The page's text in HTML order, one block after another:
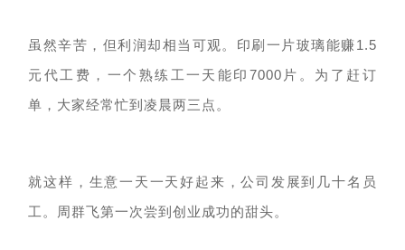
虽然辛苦，但利润却相当可观。印刷一片玻璃能赚1.5
元代工费，一个熟练工一天能印7000片。为了赶订
单， 大家经常忙到凌晨两三点。
就这样，生意一天一天好起来，公司发展到几十名员
工。 周群飞第一次尝到创业成功的甜头。